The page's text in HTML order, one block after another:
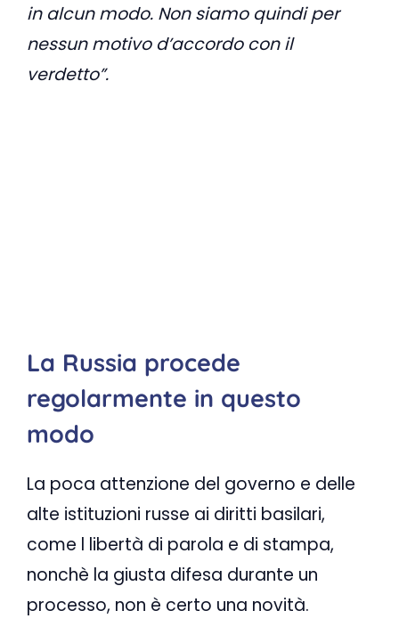
in alcun modo. Non siamo quindi per
nessun motivo d’accordo con il
verdetto”.
La Russia procede
regolarmente in questo
modo
La poca attenzione del governo e delle
alte istituzioni russe ai diritti basilari,
come l libertà di parola e di stampa,
nonchè la giusta difesa durante un
processo, non è certo una novità.